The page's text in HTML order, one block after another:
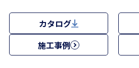
カタログ
施工事例